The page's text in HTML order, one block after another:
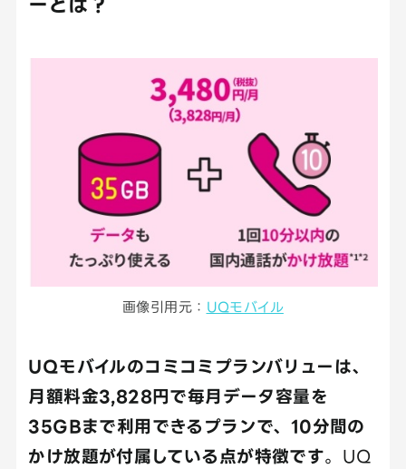
画像引用元： UQモバイル
UQモバイルのコミコミプランバリューは、
月額料金3,828円で毎月データ容量を
35GBまで利用できるプランで、10分間の
かけ放題が付属している点が特徴です。UQ